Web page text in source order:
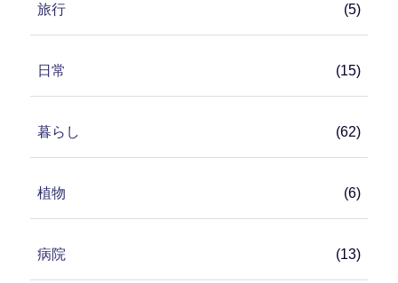
旅行 (5)
日常 (15)
暮らし (62)
植物 (6)
病院 (13)